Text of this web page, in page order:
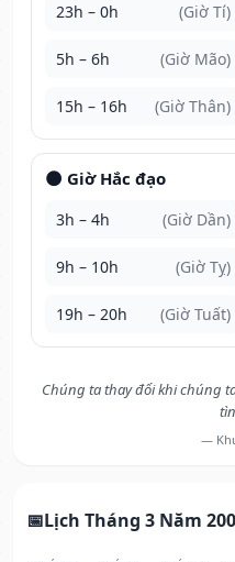
23h – 0h (Giờ Tí)
5h – 6h (Giờ Mão)
15h – 16h (Giờ Thân)
🌑 Giờ Hắc đạo
3h – 4h (Giờ Dần)
9h – 10h (Giờ Tỵ)
19h – 20h (Giờ Tuất)
Chúng ta thay đổi khi chúng
—
Lịch Tháng 3 Năm